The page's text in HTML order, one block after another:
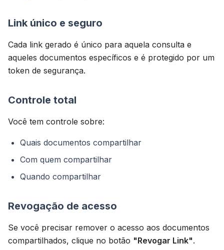
Link único e seguro
Cada link gerado é único para aquela consulta e
aqueles documentos específicos e é protegido por um
token de segurança.
Controle total
Você tem controle sobre:
Quais documentos compartilhar
Com quem compartilhar
Quando compartilhar
Revogação de acesso
Se você precisar remover o acesso aos documentos
compartilhados, clique no botão "Revogar Link".